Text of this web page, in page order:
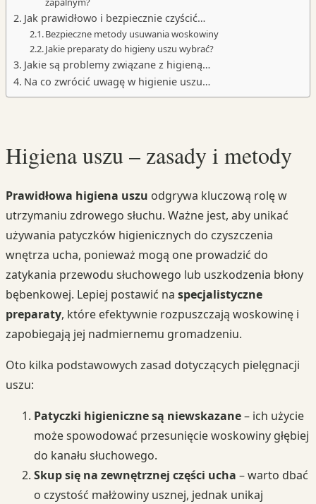
Jak prawidłowo i bezpiecznie czyścić…
Bezpieczne metody usuwania woskowiny
Jakie preparaty do higieny uszu wybrać?
Jakie są problemy związane z higieną…
Na co zwrócić uwagę w higienie uszu…
Higiena uszu – zasady i metody
Prawidłowa higiena uszu odgrywa kluczową rolę w
utrzymaniu zdrowego słuchu. Ważne jest, aby unikać
używania patyczków higienicznych do czyszczenia
wnętrza ucha, ponieważ mogą one prowadzić do
zatykania przewodu słuchowego lub uszkodzenia błony
bębenkowej. Lepiej postawić na specjalistyczne
preparaty, które efektywnie rozpuszczają woskowinę i
zapobiegają jej nadmiernemu gromadzeniu.
Oto kilka podstawowych zasad dotyczących pielęgnacji
uszu:
Patyczki higieniczne są niewskazane– ich użycie
może spowodować przesunięcie woskowiny głębiej
do kanału słuchowego.
Skup się na zewnętrznej części ucha – warto dbać
o czystość małżowiny usznej, jednak unikaj